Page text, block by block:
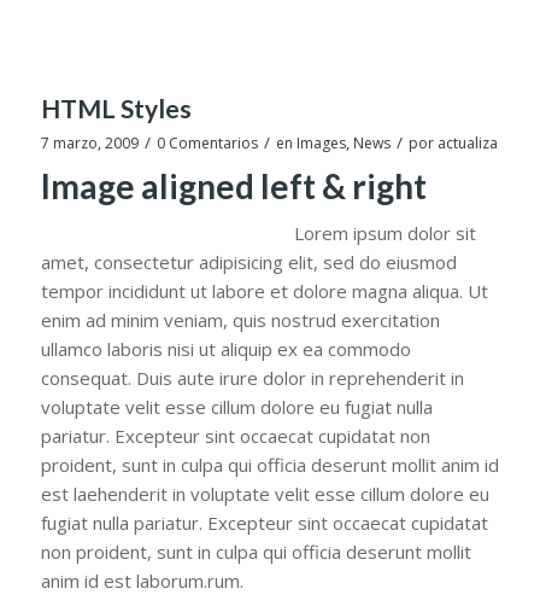
HTML Styles
7 marzo, 2009 / 0 Comentarios / en Images, News / por actualiza
Image aligned left & right
Lorem ipsum dolor sit
amet, consectetur adipisicing elit, sed do eiusmod
tempor incididunt ut labore et dolore magna aliqua. Ut
enim ad minim veniam, quis nostrud exercitation
ullamco laboris nisi ut aliquip ex ea commodo
consequat. Duis aute irure dolor in reprehenderit in
voluptate velit esse cillum dolore eu fugiat nulla
pariatur. Excepteur sint occaecat cupidatat non
proident, sunt in culpa qui officia deserunt mollit anim id
est laehenderit in voluptate velit esse cillum dolore eu
fugiat nulla pariatur. Excepteur sint occaecat cupidatat
non proident, sunt in culpa qui officia deserunt mollit
anim id est laborum.rum.